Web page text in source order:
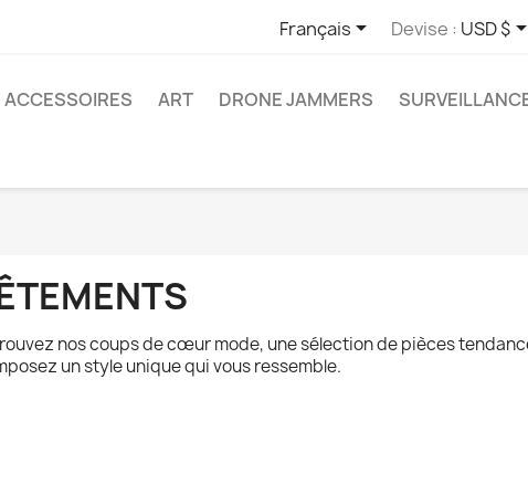
Français Devise : USD $
ACCESSOIRES ART DRONE JAMMERS
nos coups de cœur mode, une sélection de pièces
un style unique qui vous ressemble.